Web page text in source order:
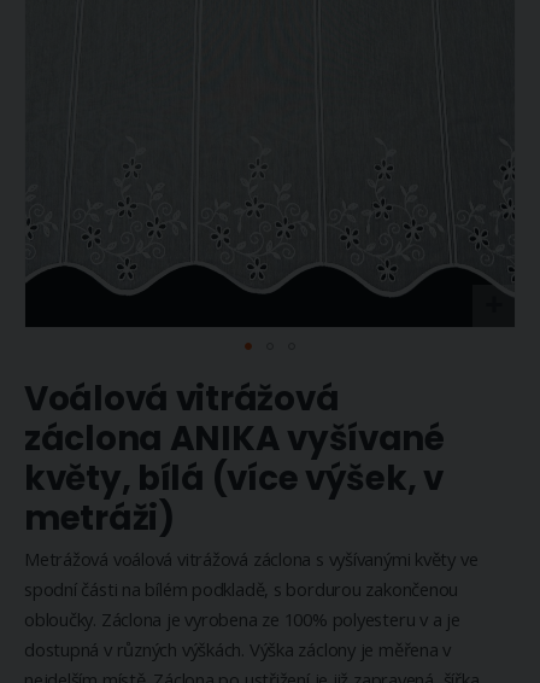
na
začátek
galerie
s
obrázky
Voálová vitrážová
záclona ANIKA vyšívané
květy, bílá (více výšek, v
metráži)
Metrážová voálová vitrážová záclona s vyšívanými květy ve
spodní části na bílém podkladě, s bordurou zakončenou
obloučky. Záclona je vyrobena ze 100% polyesteru v a je
dostupná v různých výškách. Výška záclony je měřena v